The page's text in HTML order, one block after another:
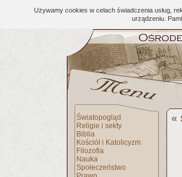
Używamy cookies w celach świadczenia usług,
urządzeniu.
Światopogląd
Religie i sekty
Biblia
Kościół i Katolicyzm
Filozofia
Nauka
Społeczeństwo
«